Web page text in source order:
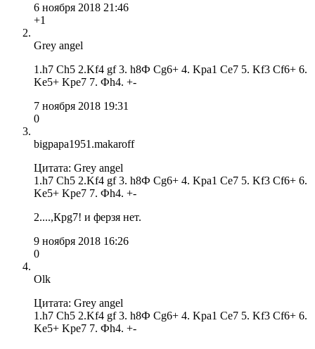
6 ноября 2018 21:46
+1
Grey angel
1.h7 Ch5 2.Kf4 gf 3. h8Ф Сg6+ 4. Kpa1 Ce7 5. Kf3 Cf6+ 6.
Ke5+ Kpe7 7. Фh4. +-
7 ноября 2018 19:31
0
bigpapa1951.makaroff
Цитата: Grey angel
1.h7 Ch5 2.Kf4 gf 3. h8Ф Сg6+ 4. Kpa1 Ce7 5. Kf3 Cf6+ 6.
Ke5+ Kpe7 7. Фh4. +-
2....,Крg7! и ферзя нет.
9 ноября 2018 16:26
0
Olk
Цитата: Grey angel
1.h7 Ch5 2.Kf4 gf 3. h8Ф Сg6+ 4. Kpa1 Ce7 5. Kf3 Cf6+ 6.
Ke5+ Kpe7 7. Фh4. +-